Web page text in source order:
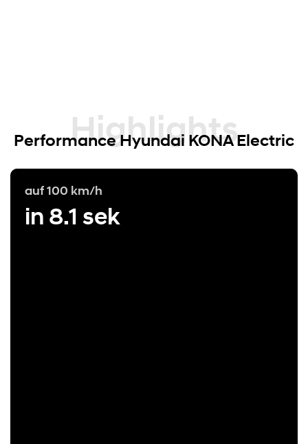
Highlights
Performance Hyundai KONA Electric
auf 100 km/h
in 8.1 sek